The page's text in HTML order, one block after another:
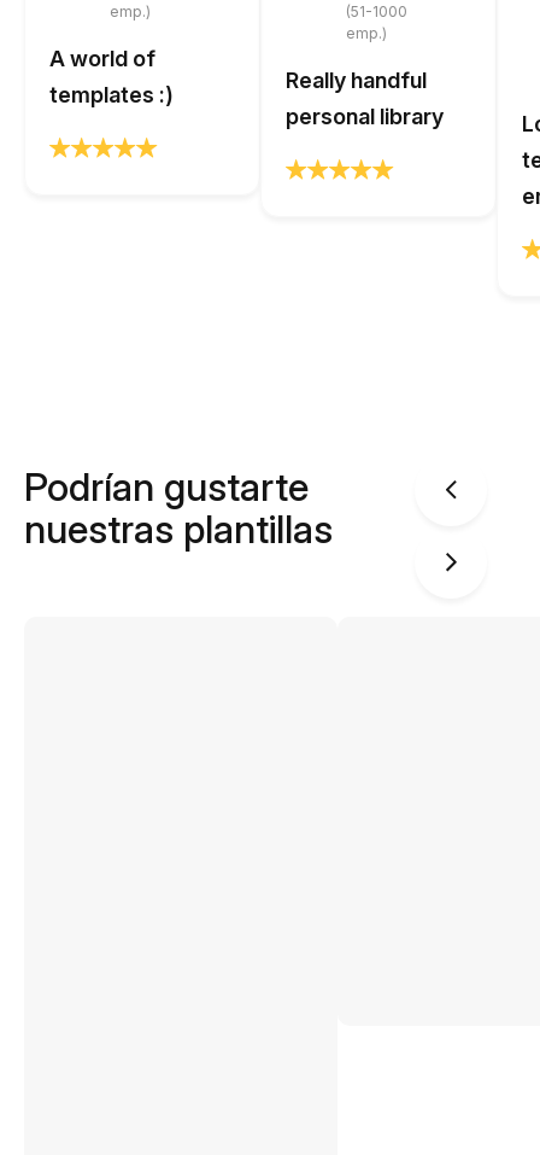
emp.)
A world of
templates :)
(51-1000
emp.)
Really handful
personal library
Podrían gustarte
nuestras plantillas